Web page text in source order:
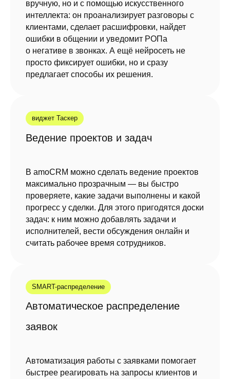
вручную, но и с помощью искусственного
интеллекта: он проанализирует разговоры с
клиентами, сделает расшифровки, найдет
ошибки в общении и уведомит РОПа
о негативе в звонках. А ещё нейросеть не
просто фиксирует ошибки, но и сразу
предлагает способы их решения.
виджет Таскер
Ведение проектов и задач
В amoCRM можно сделать ведение проектов
максимально прозрачным — вы быстро
проверяете, какие задачи выполнены и какой
прогресс у сделки. Для этого пригодятся доски
задач: к ним можно добавлять задачи и
исполнителей, вести обсуждения онлайн и
считать рабочее время сотрудников.
SMART-распределение
Автоматическое распределение
заявок
Автоматизация работы с заявками помогает
быстрее реагировать на запросы клиентов и